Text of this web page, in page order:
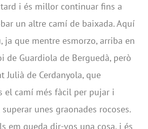
i és millor continuar fins a
un altre camí de baixada. Aquí
ja que mentre esmorzo, arriba en
de Guardiola de Berguedà, però
Julià de Cerdanyola, que
el camí més fàcil per pujar i
unes graonades rocoses.
em queda dir-vos una cosa, i és